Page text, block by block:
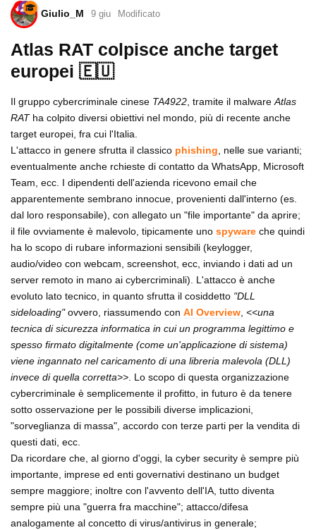
Giulio_M 9 giu Modificato
Atlas RAT colpisce anche target
europei 🇪🇺
Il gruppo cybercriminale cinese TA4922 , tramite il malware Atlas
RATha colpito diversi obiettivi nel mondo, più di recente anche
target europei, fra cui l'Italia.
L'attacco in genere sfrutta il classico phishing , nelle sue varianti;
eventualmente anche rchieste di contatto da WhatsApp, Microsoft
Team, ecc. I dipendenti dell'azienda ricevono email che
apparentemente sembrano innocue, provenienti dall'interno (es.
dal loro responsabile), con allegato un "file importante" da aprire;
il file ovviamente è malevolo, tipicamente uno spyware che quindi
ha lo scopo di rubare informazioni sensibili (keylogger,
audio/video con webcam, screenshot, ecc, inviando i dati ad un
server remoto in mano ai cybercriminali). L'attacco è anche
evoluto lato tecnico, in quanto sfrutta il cosiddetto "DLL
sideloading"ovvero, riassumendo con AI Overview <<una
tecnica di sicurezza informatica in cui un programma legittimo e
spesso firmato digitalmente (come un'applicazione di sistema)
viene ingannato nel caricamento di una libreria malevola (DLL)
invece di quella corretta>> . Lo scopo di questa organizzazione
cybercriminale è semplicemente il profitto, in futuro è da tenere
sotto osservazione per le possibili diverse implicazioni,
"sorveglianza di massa", accordo con terze parti per la vendita di
questi dati, ecc.
Da ricordare che, al giorno d'oggi, la cyber security è sempre più
importante, imprese ed enti governativi destinano un budget
sempre maggiore; inoltre con l'avvento dell'IA, tutto diventa
sempre più una "guerra fra macchine"; attacco/difesa
analogamente al concetto di virus/antivirus in generale;